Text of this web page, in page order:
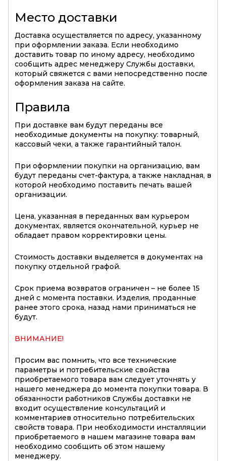
Место доставки
Доставка осуществляется по адресу, указанному
при оформлении заказа. Если необходимо
доставить товар по иному адресу, необходимо
сообщить адрес менеджеру Службы доставки,
который свяжется с вами непосредственно после
оформления заказа на сайте.
Правила
При доставке вам будут переданы все
необходимые документы на покупку: товарный,
кассовый чеки, а также гарантийный талон.
При оформлении покупки на организацию, вам
будут переданы счет-фактура, а также накладная, в
которой необходимо поставить печать вашей
организации.
Цена, указанная в переданных вам курьером
документах, является окончательной, курьер не
обладает правом корректировки цены.
Стоимость доставки выделяется в документах на
покупку отдельной графой.
Срок приема возвратов ограничен – не более 15
дней с момента поставки. Изделия, проданные
ранее этого срока, назад нами приниматься не
будут.
ВНИМАНИЕ!
Просим вас помнить, что все технические
параметры и потребительские свойства
приобретаемого товара вам следует уточнять у
нашего менеджера до момента покупки товара. В
обязанности работников Службы доставки не
входит осуществление консультаций и
комментариев относительно потребительских
свойств товара. При необходимости инсталляции
приобретаемого в нашем магазине товара вам
необходимо сообщить об этом нашему
менеджеру.